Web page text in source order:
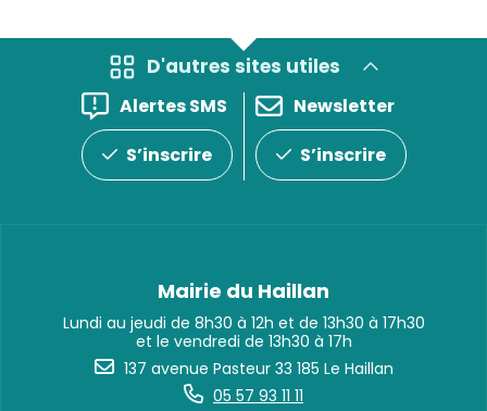
D'autres sites utiles
Alertes SMS
S’inscrire
Newsletter
S’inscrire
Mairie du Haillan
Lundi au jeudi de 8h30 à 12h et de 13h30 à 17h30
et le vendredi de 13h30 à 17h
137 avenue Pasteur 33 185 Le Haillan
05 57 93 11 11